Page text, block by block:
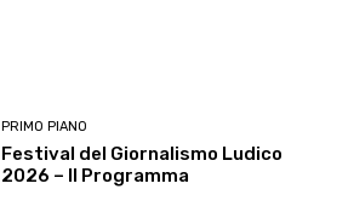
PRIMO PIANO
Festival del Giornalismo Ludico
2026 – Il Programma